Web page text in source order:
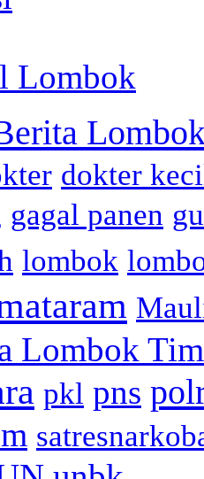
Lombok
dokter
gagal panen
lombok
Lombok
pkl pns